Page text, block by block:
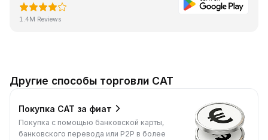
1.4M Reviews
Другие способы торговли CAT
Покупка CAT за фиат
Покупка с помощью банковской карты,
банковского перевода или P2P в более